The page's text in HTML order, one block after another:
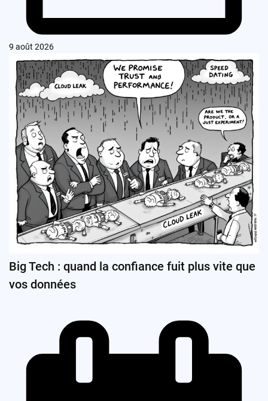
9 août 2026
Big Tech : quand la confiance fuit plus vite que
vos données